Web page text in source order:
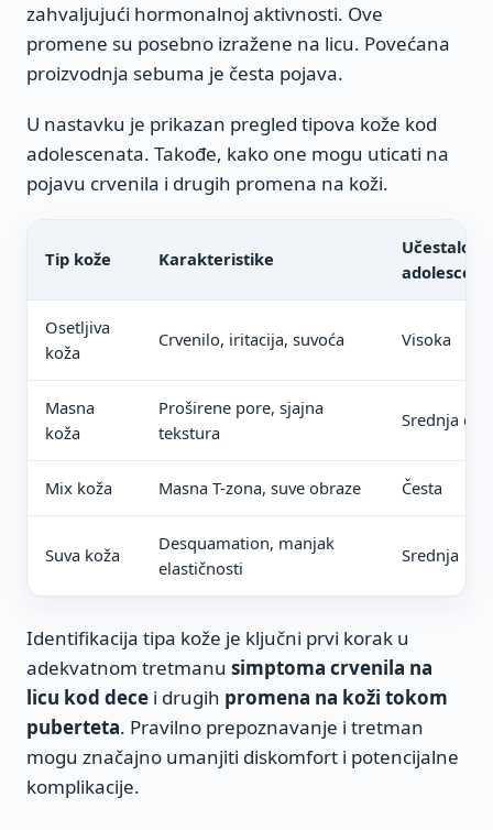
zahvaljujući hormonalnoj aktivnosti. Ove
promene su posebno izražene na licu. Povećana
proizvodnja sebuma je česta pojava.
U nastavku je prikazan pregled tipova kože kod
adolescenata. Takođe, kako one mogu uticati na
pojavu crvenila i drugih promena na koži.
Tip kože Karakteristike
Učestalost
Osetljiva
koža
Crvenilo, iritacija, suvoća Visoka
Masna
koža
Proširene pore, sjajna
tekstura
Srednja do
Mix koža Masna T-zona, suve obraze Česta
Suva koža
Desquamation, manjak
elastičnosti
Srednja
Identifikacija tipa kože je ključni prvi korak u
adekvatnom tretmanu simptoma crvenila na
licu kod dece i drugih promena na koži tokom
puberteta. Pravilno prepoznavanje i tretman
mogu značajno umanjiti diskomfort i potencijalne
komplikacije.